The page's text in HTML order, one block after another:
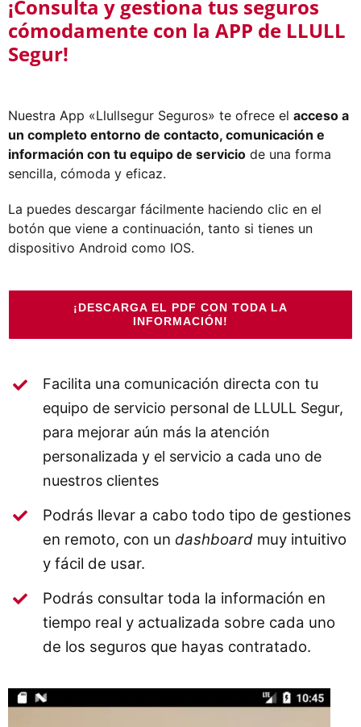
¡Consulta y gestiona tus seguros
cómodamente con la APP de LLULL
Segur!
Nuestra App «Llullsegur Seguros» te ofrece el acceso a
un completo entorno de contacto, comunicación e
información con tu equipo de serviciode una forma
sencilla, cómoda y eficaz.
La puedes descargar fácilmente haciendo clic en el
botón que viene a continuación, tanto si tienes un
dispositivo Android como IOS.
¡DESCARGA EL PDF CON TODA LA
INFORMACIÓN!
Facilita una comunicación directa con tu
equipo de servicio personal de LLULL Segur,
para mejorar aún más la atención
personalizada y el servicio a cada uno de
nuestros clientes
Podrás llevar a cabo todo tipo de gestiones
en remoto, con un dashboard muy intuitivo
y fácil de usar.
Podrás consultar toda la información en
tiempo real y actualizada sobre cada uno
de los seguros que hayas contratado.